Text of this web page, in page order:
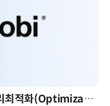
AI 시대의 의사결정을 바꾸는 수리최적화(Optimization): 실제 산업 적용 사례와 활용 전략